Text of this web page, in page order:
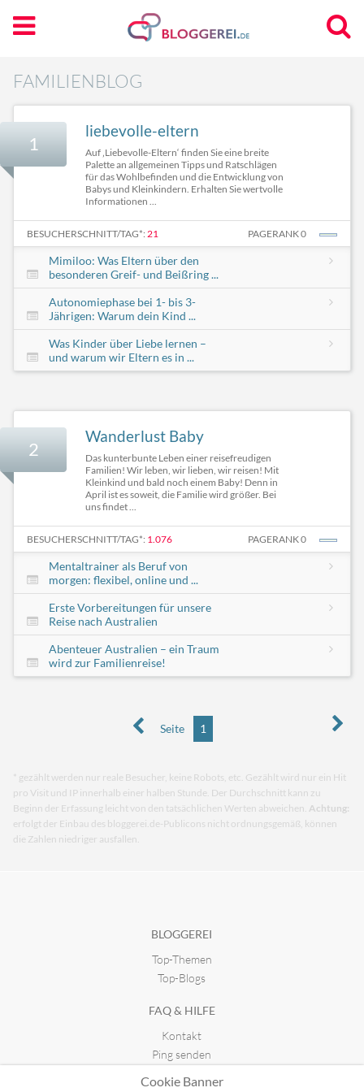
FAMILIENBLOG
1
liebevolle-eltern
Auf ‚Liebevolle-Eltern‘ finden Sie eine breite
Palette an allgemeinen Tipps und Ratschlägen
für das Wohlbefinden und die Entwicklung von
Babys und Kleinkindern. Erhalten Sie wertvolle
Informationen ...
BESUCHERSCHNITT/TAG*: 21 PAGERANK 0
Mimiloo: Was Eltern über den
besonderen Greif- und Beißring ...
Autonomiephase bei 1- bis 3-
Jährigen: Warum dein Kind ...
Was Kinder über Liebe lernen –
und warum wir Eltern es in ...
2
Wanderlust Baby
Das kunterbunte Leben einer reisefreudigen
Familien! Wir leben, wir lieben, wir reisen! Mit
Kleinkind und bald noch einem Baby! Denn in
April ist es soweit, die Familie wird größer. Bei
uns findet ...
BESUCHERSCHNITT/TAG*: 1.076 PAGERANK 0
Mentaltrainer als Beruf von
morgen: flexibel, online und ...
Erste Vorbereitungen für unsere
Reise nach Australien
Abenteuer Australien – ein Traum
wird zur Familienreise!
Seite 1
* gezählt werden nur reale Besucher, keine Robots, etc. Gezählt wird nur ein Hit
pro Visit und IP innerhalb einer halben Stunde. Der Durchschnitt kann zu
Beginn der Erfassung leicht von den tatsächlichen Werten abweichen. Achtung:
erfolgt der Einbau des bloggerei.de-Publicons nicht ordnungsgemäß, können
die Zahlen niedriger ausfallen.
BLOGGEREI
Top-Themen
Top-Blogs
FAQ & HILFE
Kontakt
Ping senden
Cookie Banner